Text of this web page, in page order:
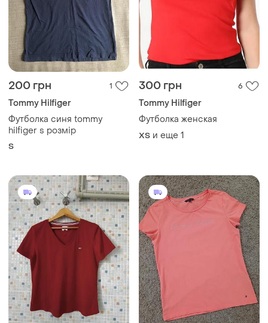
200 грн 1
Tommy Hilfiger
Футболка синя tommy
hilfiger s розмір
S
300 грн 6
Tommy Hilfiger
Футболка женская
ХS и еще 1